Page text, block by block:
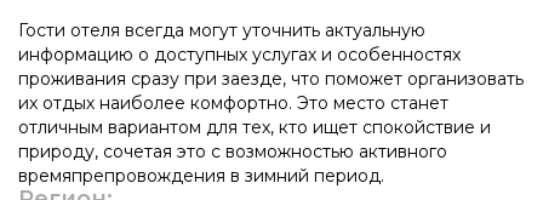
Гости отеля всегда могут уточнить актуальную
информацию о доступных услугах и особенностях
проживания сразу при заезде, что поможет организовать
их отдых наиболее комфортно. Это место станет
отличным вариантом для тех, кто ищет спокойствие и
природу, сочетая это с возможностью активного
времяпрепровождения в зимний период.